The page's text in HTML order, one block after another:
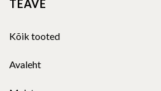
TEAVE
Kõik tooted
Avaleht